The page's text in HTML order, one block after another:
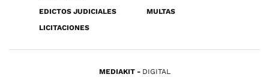
EDICTOS JUDICIALES
MULTAS
LICITACIONES
MEDIAKIT DIGITAL